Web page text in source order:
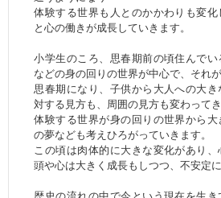
体験する世界も人とのかかわりも変
と心の働きが成長していきます。
小学生のころ、思春期前の頃住んで
などの身の回りの世界が中心で、それ
思春期になり、子供から大人への大
対する見方も、周囲の見方も変わってき
体験する世界が身の回りの世界から
の夢なども考えひろがっていきます。
この頃は肉体的に大きな変化があり
頭や心は大きく成長もしつつ、不安定